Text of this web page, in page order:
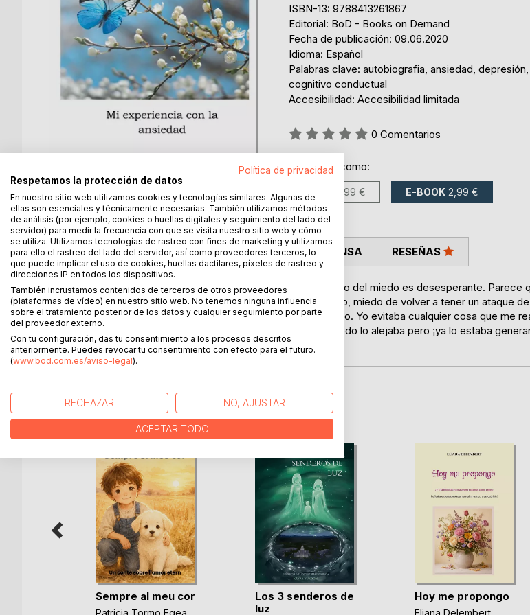
ISBN-13: 9788413261867
Editorial: BoD - Books on Demand
Fecha de publicación: 09.06.2020
Idioma: Español
Palabras clave: autobiografia, ansiedad,
cognitivo conductual
Accesibilidad: Accesibilidad limitada
Rating:
0 Comentarios
disponible como:
LIBRO 5,99 € E-BOOK 2,99 €
DESCRIPCIÓN
Tendemos a huir de aquello que nos asusta. El sentir miedo del miedo es desesperante. Parece
únicamente aumenta el malestar. Yo tenía, y a veces tengo, miedo de volver a tener un ataque
volver a sentir ansiedad durante un período de tiempo largo. Yo evitaba cualquier cosa que me
Dejé de tener una vida "normal". Creía que evitando al miedo lo alejaba pero ¡ya lo estaba
experimentando!
SOBRE EL AUTOR EN LA PRENSA RESEÑAS
MÁS TÍTULOS DEBoD
Sempre al meu cor
Patricia Tormo Egea
Los 3 senderos de
luz
Hoy me propongo
Eliana Delembert
Política de privacidad
Respetamos la protección de datos
En nuestro sitio web utilizamos cookies y tecnologías similares. Algunas de
ellas son esenciales y técnicamente necesarias. También utilizamos métodos
de análisis (por ejemplo, cookies o huellas digitales y seguimiento del lado del
servidor) para medir la frecuencia con que se visita nuestro sitio web y cómo
se utiliza. Utilizamos tecnologías de rastreo con fines de marketing y utilizamos
para ello el rastreo del lado del servidor, así como proveedores terceros, lo
que puede implicar el uso de cookies, huellas dactilares, píxeles de rastreo y
direcciones IP en todos los dispositivos.
También incrustamos contenidos de terceros de otros proveedores
(plataformas de vídeo) en nuestro sitio web. No tenemos ninguna influencia
sobre el tratamiento posterior de los datos y cualquier seguimiento por parte
del proveedor externo.
Con tu configuración, das tu consentimiento a los procesos descritos
anteriormente. Puedes revocar tu consentimiento con efecto para el futuro.
(www.bod.com.es/aviso-legal).
RECHAZAR NO, AJUSTAR
ACEPTAR TODO